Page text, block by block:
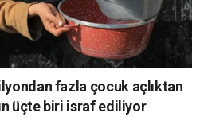
fazla çocuk açlıktan
üçte biri israf ediliyor